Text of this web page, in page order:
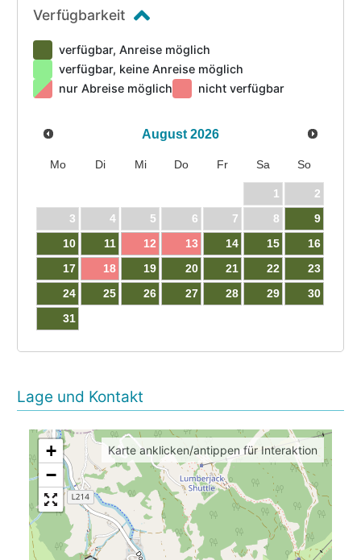
Winteraktivitäten wie Skifahren, Snowboarden,
Langlaufen und Rodeln machen Ihren Winterurlaub in
Kleinarl zu einem unvergesslichen Erlebnis.
Verfügbarkeit
verfügbar, Anreise möglich
verfügbar, keine Anreise möglich
nur Abreise möglich
nicht verfügbar
August 2026
Mo Di Mi Do Fr Sa So
1
2
3
4 5 6 7 8
9
10
11 12 13 14 15
16
17
18 19 20 21 22
23
24
25 26 27 28 29
30
31
Lage und Kontakt
+
−
Karte anklicken/antippen für Interaktion